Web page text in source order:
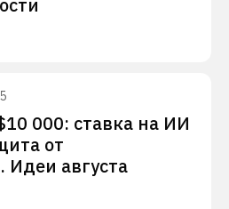
000: ставка на ИИ
от
Идеи августа